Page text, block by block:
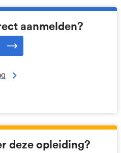
aanmelden?
deze opleiding?